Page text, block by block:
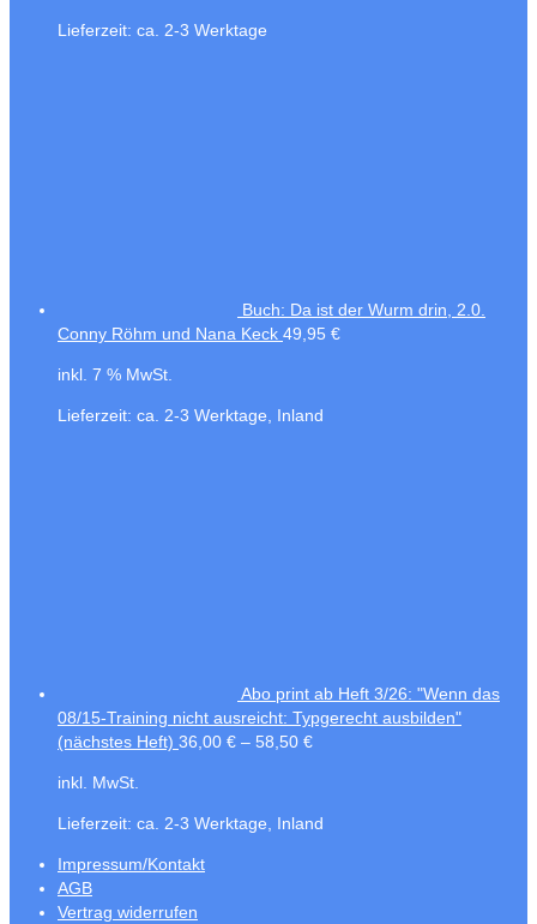
Lieferzeit: ca. 2-3 Werktage
Buch: Da ist der Wurm drin, 2.0.
Conny Röhm und Nana Keck 49,95 €
inkl. 7 % MwSt.
Lieferzeit: ca. 2-3 Werktage, Inland
Abo print ab Heft 3/26: "Wenn das
08/15-Training nicht ausreicht: Typgerecht ausbilden"
(nächstes Heft) 36,00 € – 58,50 €
inkl. MwSt.
Lieferzeit: ca. 2-3 Werktage, Inland
Impressum/Kontakt
AGB
Vertrag widerrufen